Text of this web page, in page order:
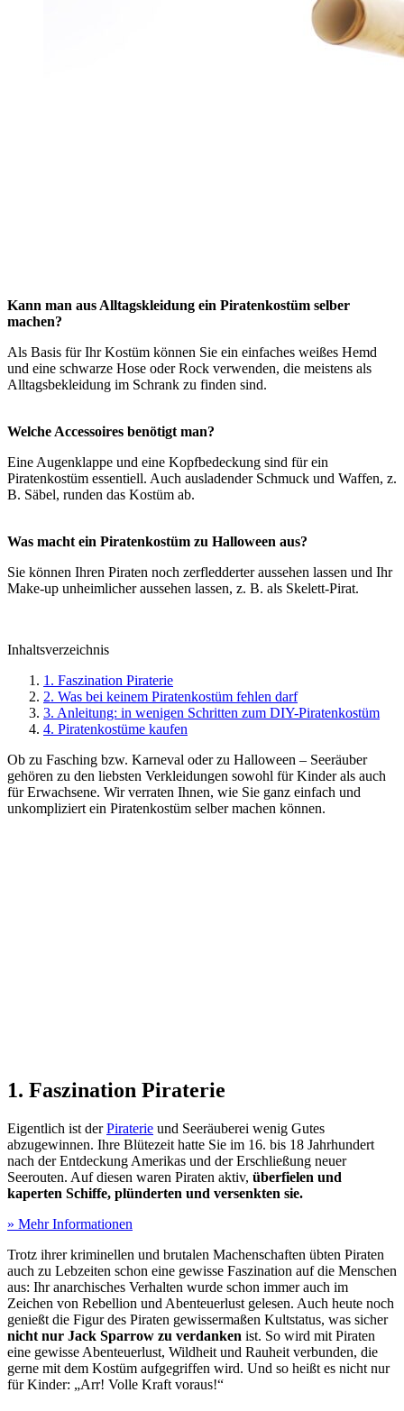
Kann man aus Alltagskleidung ein Piratenkostüm selber
machen?
Als Basis für Ihr Kostüm können Sie ein einfaches weißes Hemd
und eine schwarze Hose oder Rock verwenden, die meistens als
Alltagsbekleidung im Schrank zu finden sind.
Welche Accessoires benötigt man?
Eine Augenklappe und eine Kopfbedeckung sind für ein
Piratenkostüm essentiell. Auch ausladender Schmuck und Waffen, z.
B. Säbel, runden das Kostüm ab.
Was macht ein Piratenkostüm zu Halloween aus?
Sie können Ihren Piraten noch zerfledderter aussehen lassen und Ihr
Make-up unheimlicher aussehen lassen, z. B. als Skelett-Pirat.
Inhaltsverzeichnis
1. Faszination Piraterie
2. Was bei keinem Piratenkostüm fehlen darf
3. Anleitung: in wenigen Schritten zum DIY-Piratenkostüm
4. Piratenkostüme kaufen
Ob zu Fasching bzw. Karneval oder zu Halloween – Seeräuber
gehören zu den liebsten Verkleidungen sowohl für Kinder als auch
für Erwachsene. Wir verraten Ihnen, wie Sie ganz einfach und
unkompliziert ein Piratenkostüm selber machen können.
1. Faszination Piraterie
Eigentlich ist derPiraterie und Seeräuberei wenig Gutes
abzugewinnen. Ihre Blütezeit hatte Sie im 16. bis 18 Jahrhundert
nach der Entdeckung Amerikas und der Erschließung neuer
Seerouten. Auf diesen waren Piraten aktiv, überfielen und
kaperten Schiffe, plünderten und versenkten sie.
» Mehr Informationen
Trotz ihrer kriminellen und brutalen Machenschaften übten Piraten
auch zu Lebzeiten schon eine gewisse Faszination auf die Menschen
aus: Ihr anarchisches Verhalten wurde schon immer auch im
Zeichen von Rebellion und Abenteuerlust gelesen. Auch heute noch
genießt die Figur des Piraten gewissermaßen Kultstatus, was sicher
nicht nur Jack Sparrow zu verdanken ist. So wird mit Piraten
eine gewisse Abenteuerlust, Wildheit und Rauheit verbunden, die
gerne mit dem Kostüm aufgegriffen wird. Und so heißt es nicht nur
für Kinder: „Arr! Volle Kraft voraus!“